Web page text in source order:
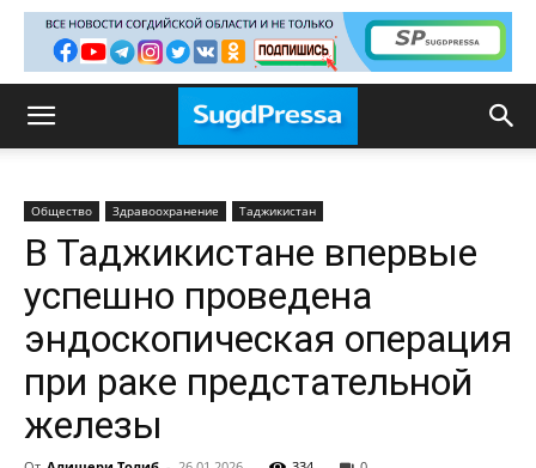
Общество Здравоохранение Таджикистан
В Таджикистане впервые
успешно проведена
эндоскопическая операция
при раке предстательной
железы